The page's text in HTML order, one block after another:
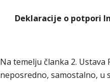
Deklaracije o potpori
Na temelju članka 2.
neposredno, samostalno,